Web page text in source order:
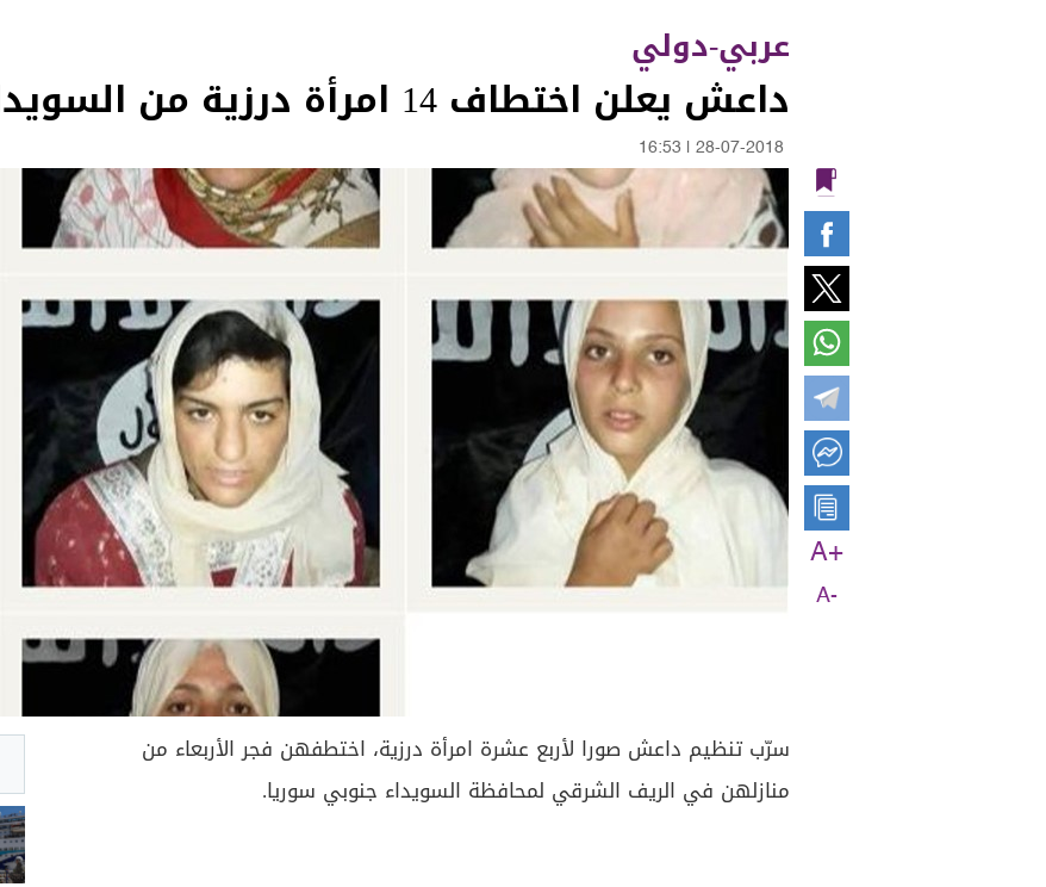
عربي-دولي
داعش يعلن اختطاف 14 امرأة درزية من السويداء
28-07-2018
16:53
A+
A-
سرّب تنظيم داعش صورا لأربع عشرة امرأة درزية، اختطفهن فجر الأربعاء من
منازلهن في الريف الشرقي لمحافظة السويداء جنوبي سوريا.